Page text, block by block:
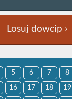
Losuj dowcip ›
5 6 7 8
16 17 18 19